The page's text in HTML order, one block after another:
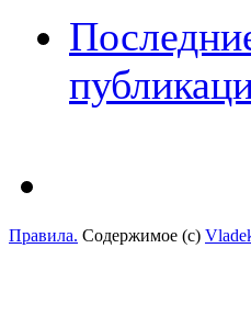
Правила. Содержимое (с)